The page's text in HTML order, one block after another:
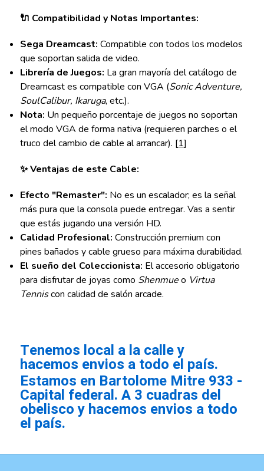
🔌 Compatibilidad y Notas Importantes:
Sega Dreamcast: Compatible con todos los modelos
que soportan salida de video.
Librería de Juegos: La gran mayoría del catálogo de
Dreamcast es compatible con VGA (Sonic Adventure,
SoulCalibur, Ikaruga, etc.).
Nota: Un pequeño porcentaje de juegos no soportan
el modo VGA de forma nativa (requieren parches o el
truco del cambio de cable al arrancar). [1]
✨ Ventajas de este Cable:
Efecto "Remaster": No es un escalador; es la señal
más pura que la consola puede entregar. Vas a sentir
que estás jugando una versión HD.
Calidad Profesional: Construcción premium con
pines bañados y cable grueso para máxima durabilidad.
El sueño del Coleccionista: El accesorio obligatorio
para disfrutar de joyas como Shenmueo Virtua
Tenniscon calidad de salón arcade.
Tenemos local a la calle y
hacemos envios a todo el país.
Estamos en Bartolome Mitre 933 -
Capital federal. A 3 cuadras del
obelisco y hacemos envios a todo
el país.